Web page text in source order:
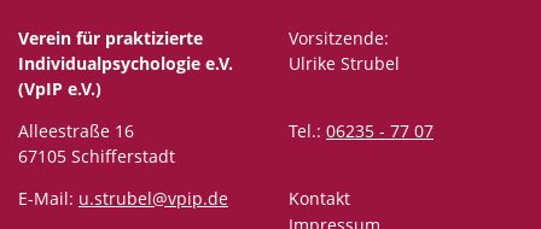
Verein für praktizierte
Individualpsychologie e.V.
(VpIP e.V.)
Vorsitzende:
Ulrike Strubel
Alleestraße 16
67105 Schifferstadt
Tel.: 06235 - 77 07
E-Mail: u.strubel@vpip.de
Kontakt